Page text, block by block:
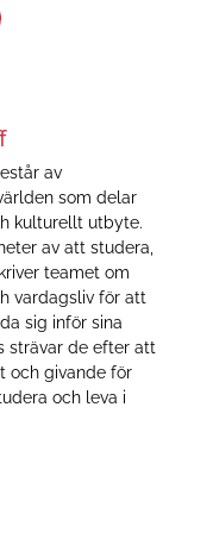
av
som delar
kulturellt utbyte.
av att studera,
teamet om
vardagsliv för att
sig inför sina
strävar de efter att
och givande för
och leva i